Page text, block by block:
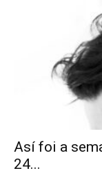
Así foi a
24...